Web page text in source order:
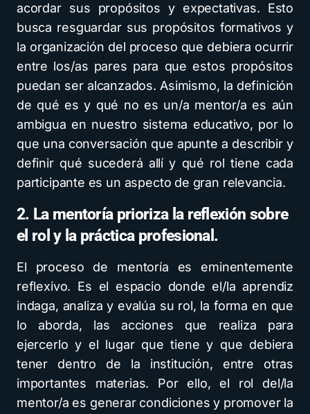
acordar sus propósitos y expectativas. Esto
busca resguardar sus propósitos formativos y
la organización del proceso que debiera ocurrir
entre los/as pares para que estos propósitos
puedan ser alcanzados. Asimismo, la definición
de qué es y qué no es un/a mentor/a es aún
ambigua en nuestro sistema educativo, por lo
que una conversación que apunte a describir y
definir qué sucederá allí y qué rol tiene cada
participante es un aspecto de gran relevancia.
2. La mentoría prioriza la reflexión sobre
el rol y la práctica profesional.
El proceso de mentoría es eminentemente
reflexivo. Es el espacio donde el/la aprendiz
indaga, analiza y evalúa su rol, la forma en que
lo aborda, las acciones que realiza para
ejercerlo y el lugar que tiene y que debiera
tener dentro de la institución, entre otras
importantes materias. Por ello, el rol del/la
mentor/a es generar condiciones y promover la